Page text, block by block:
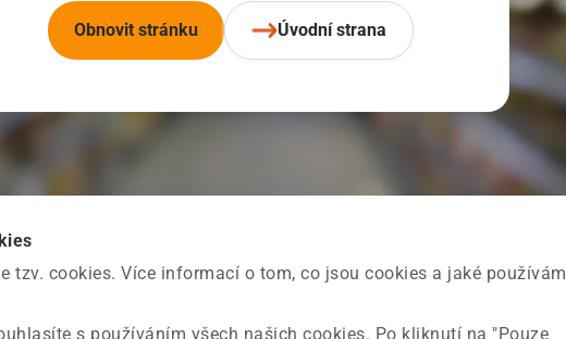
tzv. cookies. Více informací o tom, co jsou cookies a jaké
s používáním všech našich cookies. Po kliknutí na "Pouze
Obnovit stránku Úvodní strana